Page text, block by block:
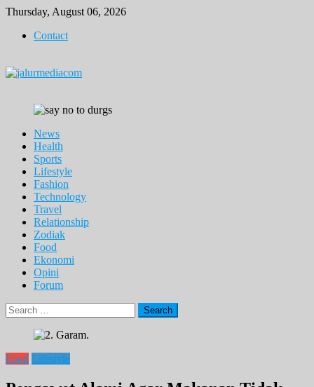
Skip
content
Thursday, August 06, 2026
Contact
News
Health
Sports
Lifestyle
Fashion
Technology
Travel
Relationship
Zodiak
Food
Ekonomi
Opini
Forum
Search
for:
Food Lifestyle